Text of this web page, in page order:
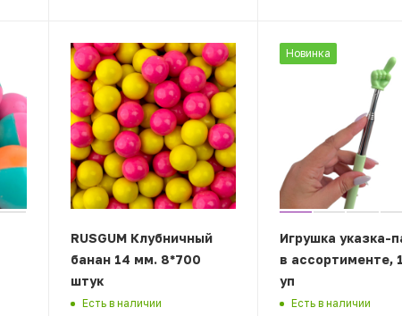
RUSGUM Клубничный
банан 14 мм. 8*700
штук
Есть в наличии
Новинка
Игрушка указка-
в ассортименте,
уп
Есть в наличии